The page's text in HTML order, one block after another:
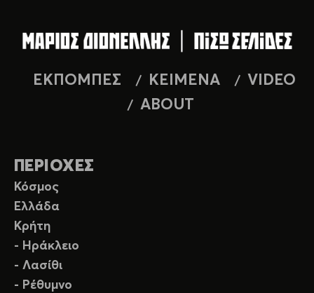
ΕΚΠΟΜΠΕΣ ΚΕΙΜΕΝΑ
VIDEO
ABOUT
ΠΕΡΙΟΧΕΣ
Κόσμος
Ελλάδα
Κρήτη
- Ηράκλειο
- Λασίθι
- Ρέθυμνο